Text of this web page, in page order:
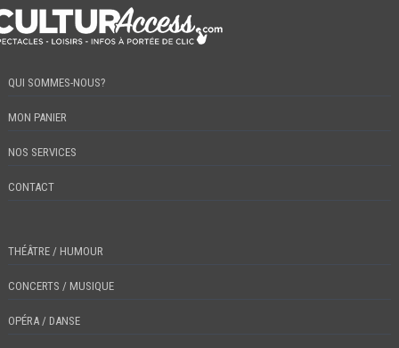
QUI SOMMES-NOUS?
MON PANIER
NOS SERVICES
CONTACT
THÉÂTRE / HUMOUR
CONCERTS / MUSIQUE
OPÉRA / DANSE